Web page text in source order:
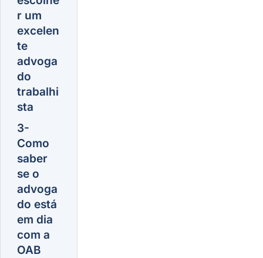
r um
excelen
te
advoga
do
trabalhi
sta
3-
Como
saber
se o
advoga
do está
em dia
com a
OAB